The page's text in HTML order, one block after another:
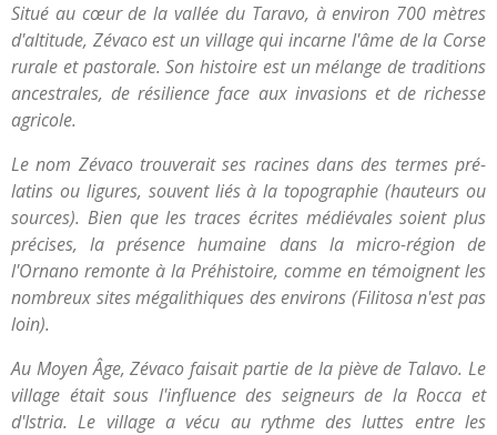
Situé au cœur de la vallée du Taravo, à environ 700 mètres
d'altitude, Zévaco est un village qui incarne l'âme de la Corse
rurale et pastorale. Son histoire est un mélange de traditions
ancestrales, de résilience face aux invasions et de richesse
agricole.
Le nom Zévaco trouverait ses racines dans des termes pré-
latins ou ligures, souvent liés à la topographie (hauteurs ou
sources). Bien que les traces écrites médiévales soient plus
précises, la présence humaine dans la micro-région de
l'Ornano remonte à la Préhistoire, comme en témoignent les
nombreux sites mégalithiques des environs (Filitosa n'est pas
loin).
Au Moyen Âge, Zévaco faisait partie de la piève de Talavo. Le
village était sous l'influence des seigneurs de la Rocca et
d'Istria. Le village a vécu au rythme des luttes entre les